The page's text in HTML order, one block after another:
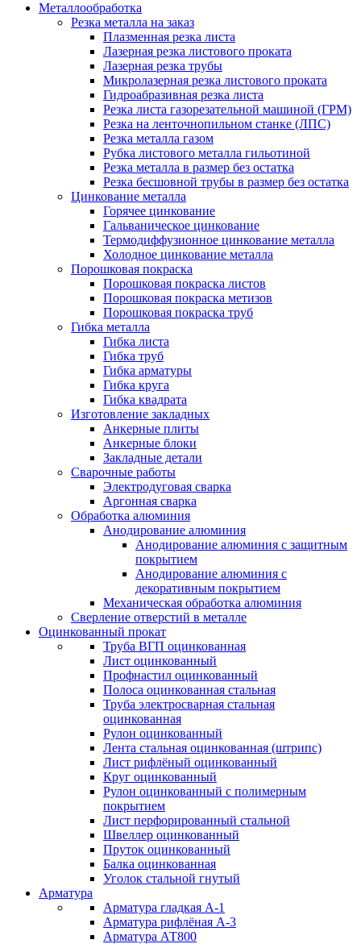
Металлообработка
Резка металла на заказ
Плазменная резка листа
Лазерная резка листового проката
Лазерная резка трубы
Микролазерная резка листового проката
Гидроабразивная резка листа
Резка листа газорезательной машиной (ГРМ)
Резка на ленточнопильном станке (ЛПС)
Резка металла газом
Рубка листового металла гильотиной
Резка металла в размер без остатка
Резка бесшовной трубы в размер без остатка
Цинкование металла
Горячее цинкование
Гальваническое цинкование
Термодиффузионное цинкование металла
Холодное цинкование металла
Порошковая покраска
Порошковая покраска листов
Порошковая покраска метизов
Порошковая покраска труб
Гибка металла
Гибка листа
Гибка труб
Гибка арматуры
Гибка круга
Гибка квадрата
Изготовление закладных
Анкерные плиты
Анкерные блоки
Закладные детали
Сварочные работы
Электродуговая сварка
Аргонная сварка
Обработка алюминия
Анодирование алюминия
Анодирование алюминия с защитным
покрытием
Анодирование алюминия с
декоративным покрытием
Механическая обработка алюминия
Сверление отверстий в металле
Оцинкованный прокат
Труба ВГП оцинкованная
Лист оцинкованный
Профнастил оцинкованный
Полоса оцинкованная стальная
Труба электросварная стальная
оцинкованная
Рулон оцинкованный
Лента стальная оцинкованная (штрипс)
Лист рифлёный оцинкованный
Круг оцинкованный
Рулон оцинкованный с полимерным
покрытием
Лист перфорированный стальной
Швеллер оцинкованный
Пруток оцинкованный
Балка оцинкованная
Уголок стальной гнутый
Арматура
Арматура гладкая А-1
Арматура рифлёная А-3
Арматура АТ800